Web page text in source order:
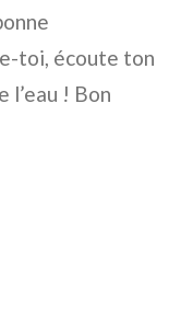
toi, écoute ton
l’eau ! Bon